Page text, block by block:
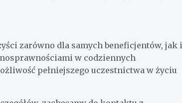
zarówno dla samych beneficjentów, jak i
w codziennych
pełniejszego uczestnictwa w życiu